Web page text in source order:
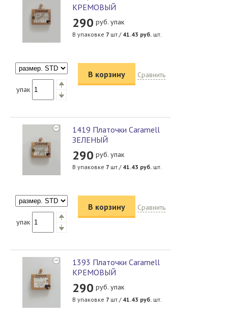
КРЕМОВЫЙ
290 руб. упак
В упаковке 7 шт./ 41.43 руб. шт.
упак
В корзину Сравнить
1419 Платочки Caramell
ЗЕЛЕНЫЙ
290 руб. упак
В упаковке 7 шт./ 41.43 руб. шт.
упак
В корзину Сравнить
1393 Платочки Caramell
КРЕМОВЫЙ
290 руб. упак
В упаковке 7 шт./ 41.43 руб. шт.